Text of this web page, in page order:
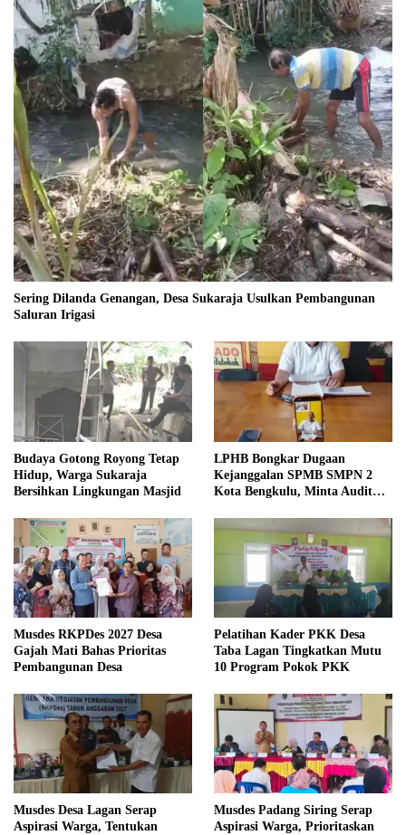
Sering Dilanda Genangan, Desa Sukaraja Usulkan Pembangunan
Saluran Irigasi
Budaya Gotong Royong Tetap
Hidup, Warga Sukaraja
Bersihkan Lingkungan Masjid
LPHB Bongkar Dugaan
Kejanggalan SPMB SMPN 2
Kota Bengkulu, Minta Audit
Musdes RKPDes 2027 Desa
Gajah Mati Bahas Prioritas
Pembangunan Desa
Pelatihan Kader PKK Desa
Taba Lagan Tingkatkan Mutu
10 Program Pokok PKK
Musdes Desa Lagan Serap
Aspirasi Warga, Tentukan
Musdes Padang Siring Serap
Aspirasi Warga, Prioritaskan